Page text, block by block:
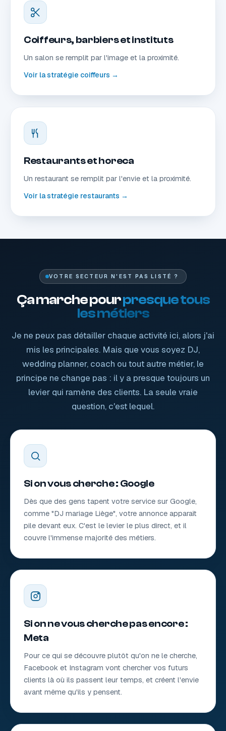
Coiffeurs, barbiers et instituts
Un salon se remplit par l'image et la proximité.
Voir la stratégie coiffeurs →
Restaurants et horeca
Un restaurant se remplit par l'envie et la proximité.
Voir la stratégie restaurants →
VOTRE SECTEUR N'EST PAS LISTÉ ?
Ça marche pourpresque tous
les métiers
Je ne peux pas détailler chaque activité ici, alors j'ai
mis les principales. Mais que vous soyez DJ,
wedding planner, coach ou tout autre métier, le
principe ne change pas : il y a presque toujours un
levier qui ramène des clients. La seule vraie
question, c'est lequel.
Si on vous cherche : Google
Dès que des gens tapent votre service sur Google,
comme "DJ mariage Liège", votre annonce apparaît
pile devant eux. C'est le levier le plus direct, et il
couvre l'immense majorité des métiers.
Si on ne vous cherche pas encore :
Meta
Pour ce qui se découvre plutôt qu'on ne le cherche,
Facebook et Instagram vont chercher vos futurs
clients là où ils passent leur temps, et créent l'envie
avant même qu'ils y pensent.